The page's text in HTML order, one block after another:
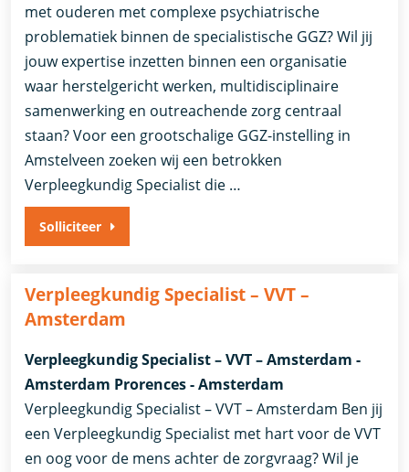
met ouderen met complexe psychiatrische
problematiek binnen de specialistische GGZ? Wil jij
jouw expertise inzetten binnen een organisatie
waar herstelgericht werken, multidisciplinaire
samenwerking en outreachende zorg centraal
staan? Voor een grootschalige GGZ-instelling in
Amstelveen zoeken wij een betrokken
Verpleegkundig Specialist die …
Solliciteer
Verpleegkundig Specialist – VVT –
Amsterdam
Verpleegkundig Specialist – VVT – Amsterdam -
Amsterdam Prorences - Amsterdam
Verpleegkundig Specialist – VVT – Amsterdam Ben jij
een Verpleegkundig Specialist met hart voor de VVT
en oog voor de mens achter de zorgvraag? Wil je